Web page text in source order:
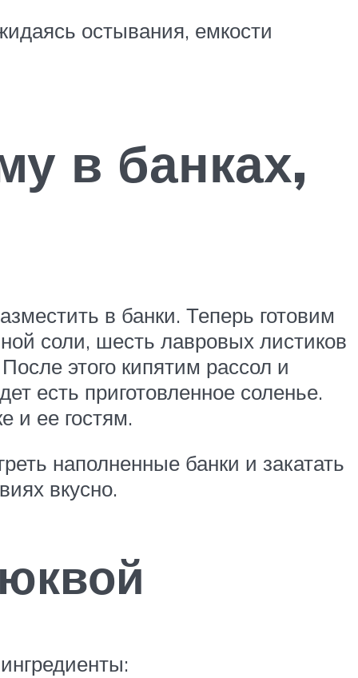
остывания, емкости
в банках,
в банки. Теперь готовим
соли, шесть лавровых листиков
этого кипятим рассол и
есть приготовленное соленье.
и ее гостям.
наполненные банки и закатать
вкусно.